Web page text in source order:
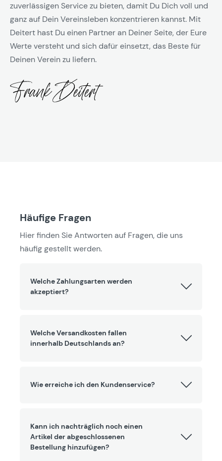
zuverlässigen Service zu bieten, damit Du Dich voll und
ganz auf Dein Vereinsleben konzentrieren kannst. Mit
Deitert hast Du einen Partner an Deiner Seite, der Eure
Werte versteht und sich dafür einsetzt, das Beste für
Deinen Verein zu liefern.
Häufige Fragen
Hier finden Sie Antworten auf Fragen, die uns
häufig gestellt werden.
Welche Zahlungsarten werden
akzeptiert?
Welche Versandkosten fallen
innerhalb Deutschlands an?
Wie erreiche ich den Kundenservice?
Kann ich nachträglich noch einen
Artikel der abgeschlossenen
Bestellung hinzufügen?